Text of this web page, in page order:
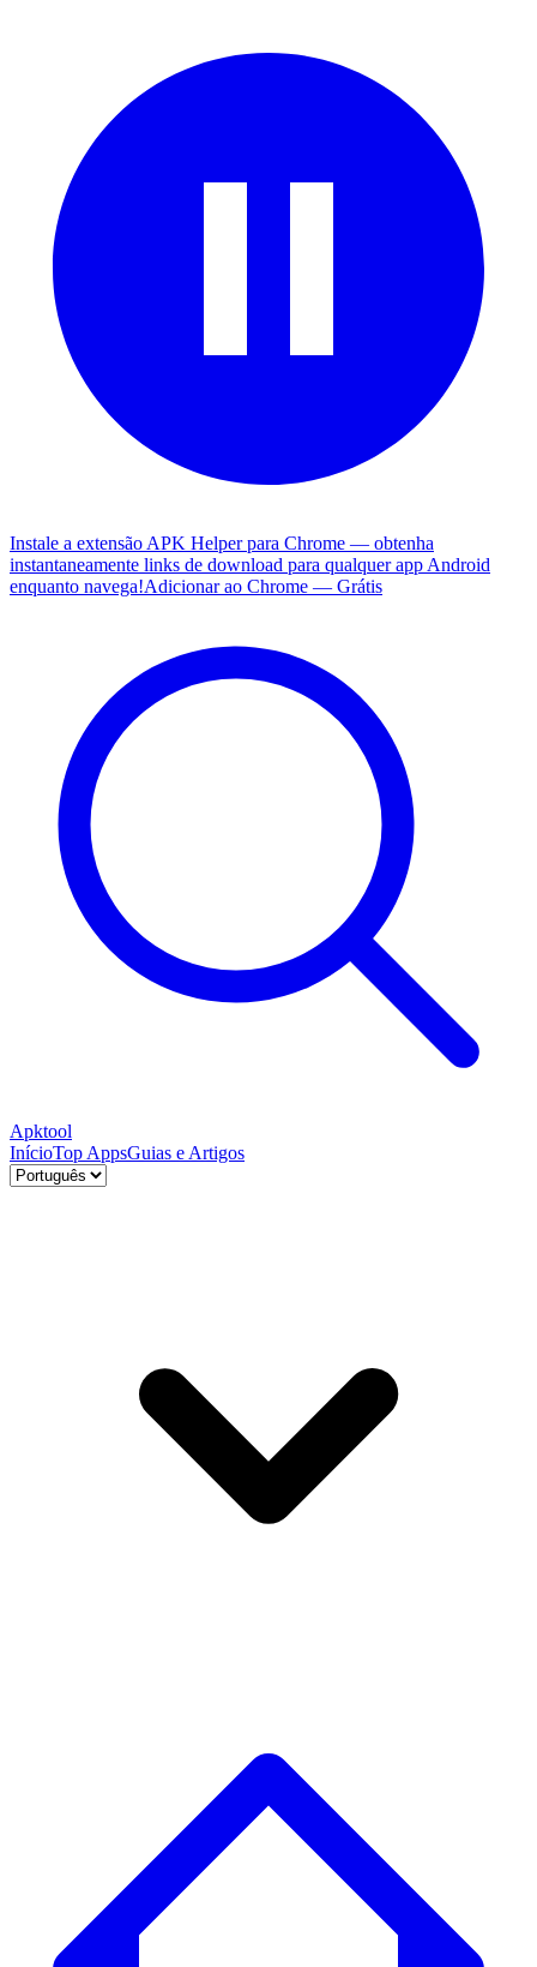
Instale a extensão APK Helper para Chrome — obtenha
instantaneamente links de download para qualquer app Android
enquanto navega!Adicionar ao Chrome — Grátis
Apktool
InícioTop AppsGuias e Artigos